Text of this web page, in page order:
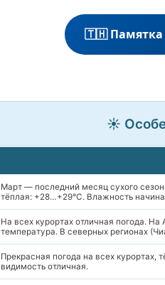
🇹🇭 Памятка
☀️
Март — последний месяц сухого
тёплая: +28…+29°C. Влажность
На всех курортах отличная погода.
температура. В северных регионах
Прекрасная погода на всех
видимость отличная.